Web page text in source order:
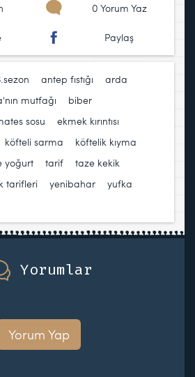
0 Yorum Yaz
Paylaş
antep fıstığı
arda
mutfağı biber
sosu ekmek kırıntısı
köfteli sarma köftelik kıyma
yoğurt tarif taze kekik
tarifleri yenibahar yufka
Yorumlar
Yorum Yap